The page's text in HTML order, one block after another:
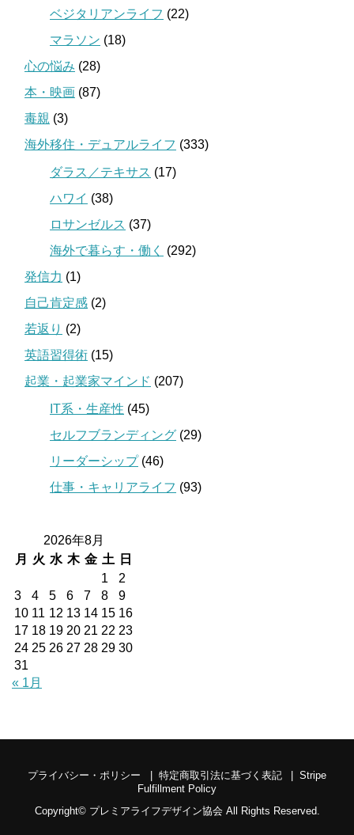
ベジタリアンライフ (22)
マラソン (18)
心の悩み (28)
本・映画 (87)
毒親 (3)
海外移住・デュアルライフ (333)
ダラス／テキサス (17)
ハワイ (38)
ロサンゼルス (37)
海外で暮らす・働く
(292)
発信力 (1)
自己肯定感 (2)
若返り (2)
英語習得術 (15)
起業・起業家マインド (207)
IT系・生産性 (45)
セルフブランディング (29)
リーダーシップ(46)
仕事・キャリアライフ (93)
2026年8月
月
火 水 木 金 土
日
1
2
3
4 5 6 7 8
9
10 11 12 13 14 15 16
17 18 19 20 21 22 23
24 25 26 27 28 29 30
31
« 1月
プライバシー・ポリシー 特定商取引法に基づく表記
Stripe
Fulfillment Policy
Copyright© プレミアライフデザイン協会 All Rights Reserved.